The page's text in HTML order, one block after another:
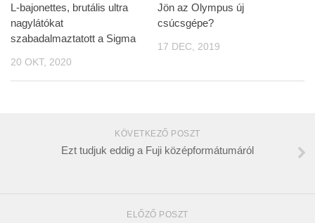
L-bajonettes, brutális ultra
nagylátókat
szabadalmaztatott a Sigma
20 OKT, 2020
Jön az Olympus új
csúcsgépe?
17 DEC, 2019
KÖVETKEZŐ POSZT
Ezt tudjuk eddig a Fuji középformátumáról
ELŐZŐ POSZT